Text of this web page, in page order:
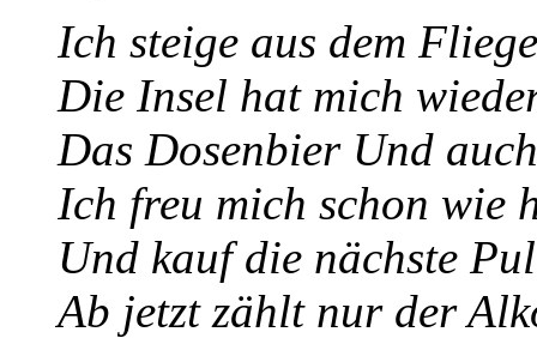
Ich steige aus dem
Die Insel hat mich
Das Dosenbier Und
Ich freu mich schon wie
Und kauf die nächste
Ab jetzt zählt nur der